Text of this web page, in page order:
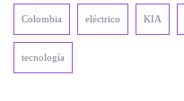
Colombia eléctrico KIA
tecnología